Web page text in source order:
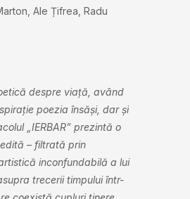
Ale Țifrea, Radu
despre viață, având
poezia însăși, dar și
„IERBAR” prezintă o
– filtrată prin
inconfundabilă a lui
trecerii timpului într-